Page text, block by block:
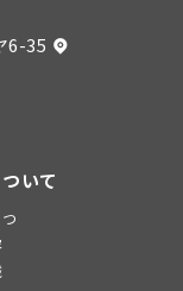
6-35
いて